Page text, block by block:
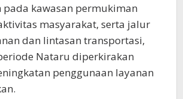
kawasan permukiman
masyarakat, serta jalur
dan lintasan transportasi,
Nataru diperkirakan
penggunaan layanan